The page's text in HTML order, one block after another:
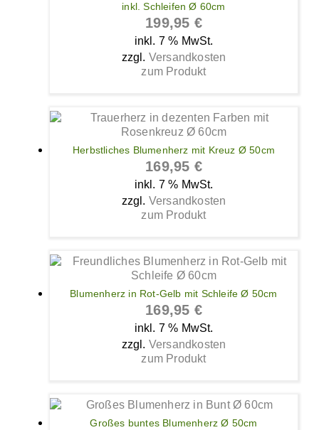
inkl. Schleifen Ø 60cm
199,95 €
inkl. 7 % MwSt.
zzgl. Versandkosten
zum Produkt
Herbstliches Blumenherz mit Kreuz Ø 50cm
169,95 €
inkl. 7 % MwSt.
zzgl. Versandkosten
zum Produkt
Blumenherz in Rot-Gelb mit Schleife Ø 50cm
169,95 €
inkl. 7 % MwSt.
zzgl. Versandkosten
zum Produkt
Großes buntes Blumenherz Ø 50cm